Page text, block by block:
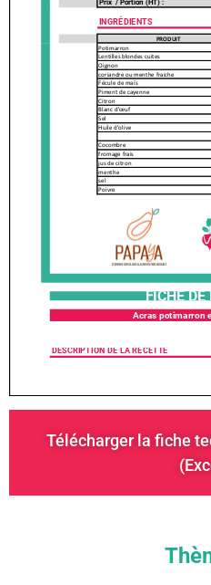
Télécharger la fiche